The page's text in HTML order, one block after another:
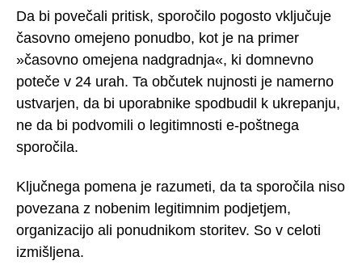
Da bi povečali pritisk, sporočilo pogosto vključuje
časovno omejeno ponudbo, kot je na primer
»časovno omejena nadgradnja«, ki domnevno
poteče v 24 urah. Ta občutek nujnosti je namerno
ustvarjen, da bi uporabnike spodbudil k ukrepanju,
ne da bi podvomili o legitimnosti e-poštnega
sporočila.
Ključnega pomena je razumeti, da ta sporočila niso
povezana z nobenim legitimnim podjetjem,
organizacijo ali ponudnikom storitev. So v celoti
izmišljena.